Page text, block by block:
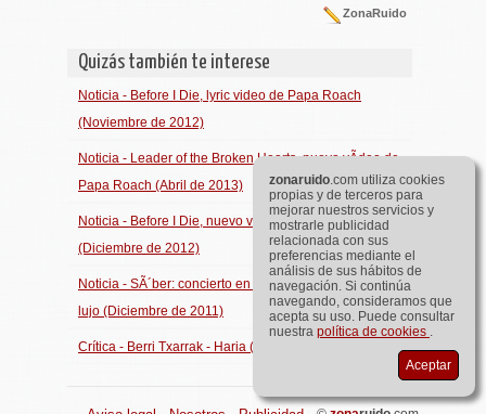
ZonaRuido
Quizás también te interese
Noticia - Before I Die, lyric video de Papa Roach
(Noviembre de 2012)
Noticia - Leader of the Broken Hearts, nuevo vÃ­deo de
Papa Roach (Abril de 2013)
Noticia - Before I Die, nuevo vÃ­deo de Papa Roach
(Diciembre de 2012)
Noticia - SÃ´ber: concierto en Madrid con invitados de
lujo (Diciembre de 2011)
Crítica - Berri Txarrak - Haria (Noviembre de 2011)
zonaruido.com utiliza cookies
propias y de terceros para
mejorar nuestros servicios y
mostrarle publicidad
relacionada con sus
preferencias mediante el
análisis de sus hábitos de
navegación. Si continúa
navegando, consideramos que
acepta su uso. Puede consultar
nuestra política de cookies .
Aceptar